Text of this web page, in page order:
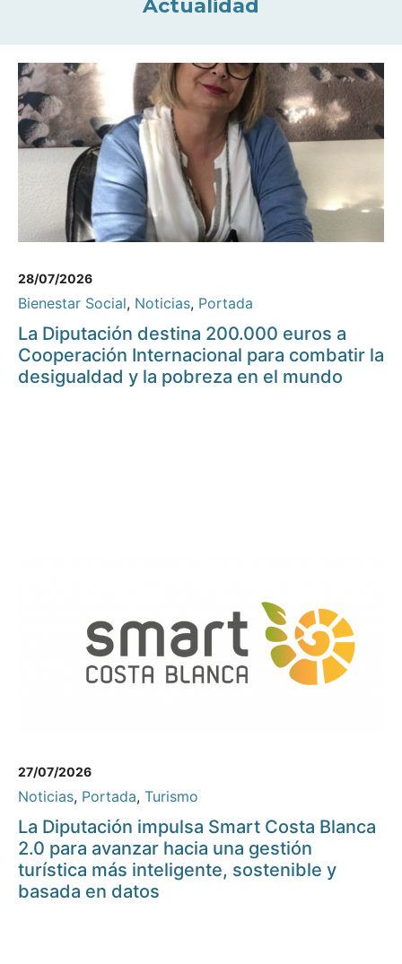
Actualidad
28/07/2026
Bienestar Social, Noticias, Portada
La Diputación destina 200.000 euros a
Cooperación Internacional para combatir la
desigualdad y la pobreza en el mundo
27/07/2026
Noticias, Portada, Turismo
La Diputación impulsa Smart Costa Blanca
2.0 para avanzar hacia una gestión
turística más inteligente, sostenible y
basada en datos